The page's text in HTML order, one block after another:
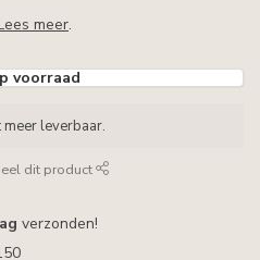
meer.
voorraad
leverbaar.
dit product
verzonden!